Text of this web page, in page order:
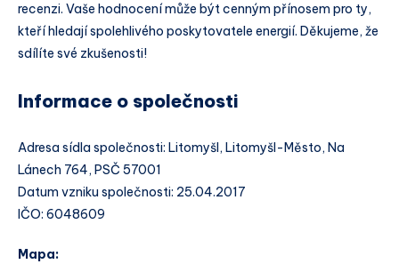
recenzi. Vaše hodnocení může být cenným přínosem pro ty,
kteří hledají spolehlivého poskytovatele energií. Děkujeme, že
sdílíte své zkušenosti!
Informace o společnosti
Adresa sídla společnosti: Litomyšl, Litomyšl-Město, Na
Lánech 764, PSČ 57001
Datum vzniku společnosti: 25.04.2017
IČO: 6048609
Mapa: